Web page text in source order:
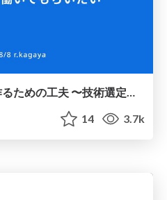
一人でAIプロダクトを作るための工夫 〜技術選定・開発プロセス編〜 / I want AI to work harder
14 3.7k